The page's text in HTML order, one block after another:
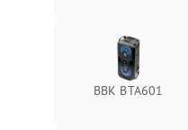
BBK BTA601